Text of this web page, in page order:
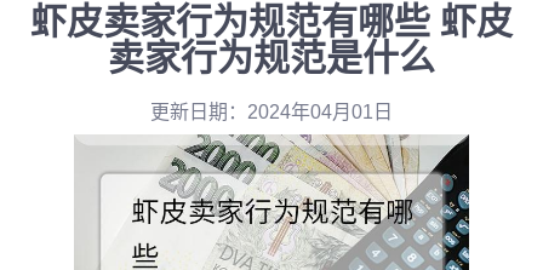
虾皮卖家行为规范有哪些 虾皮
卖家行为规范是什么
更新日期：2024年04月01日